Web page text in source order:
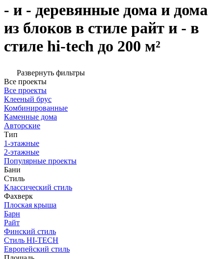
- и - деревянные дома и дома
из блоков в стиле райт и - в
стиле hi-tech до 200 м²
Развернуть фильтры
Все проекты
Все проекты
Клееный брус
Комбинированные
Каменные дома
Авторские
Тип
1-этажные
2-этажные
Популярные проекты
Бани
Стиль
Классический стиль
Фахверк
Плоская крыша
Барн
Райт
Финский стиль
Стиль HI-TECH
Европейский стиль